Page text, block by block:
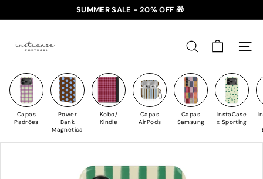
para
Conteúdo
slideshow
✈️ PORTES GRÁTIS: +35€ 🇵🇹🇪🇸 | +50€ 🇪🇺
SUMMER SALE - 20% OFF 🎁
n
t
a
C
a
s
PESQUISAR
Capas
Padrões
Power
Bank
Magnética
Kobo/
Kindle
Capas
AirPods
Capas
Samsung
InstaCase
x Sporting